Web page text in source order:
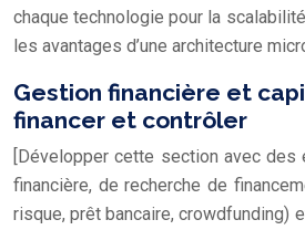
chaque technologie pour la
les avantages d’une architecture
Gestion financière et
financer et contrôler
[Développer cette section avec
financière, de recherche de
risque, prêt bancaire, crowdfunding)